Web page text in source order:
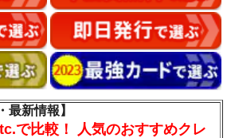
最新情報】
で比較！ 人気のおすすめクレ